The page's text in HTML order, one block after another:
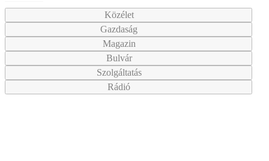
Közélet
Gazdaság
Magazin
Bulvár
Szolgáltatás
Rádió